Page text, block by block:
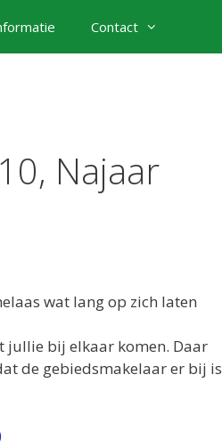
Contact
Najaar
wat lang op zich laten
jullie bij elkaar komen. Daar
de gebiedsmakelaar er bij is